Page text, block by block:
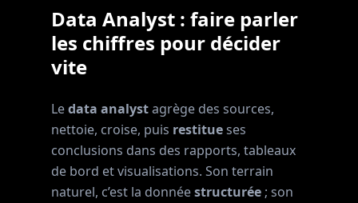
Data Analyst : faire parler
les chiffres pour décider
vite
Ledata analystagrège des sources,
nettoie, croise, puis restitueses
conclusions dans des rapports, tableaux
de bord et visualisations. Son terrain
naturel, c’est la donnéestructurée ; son